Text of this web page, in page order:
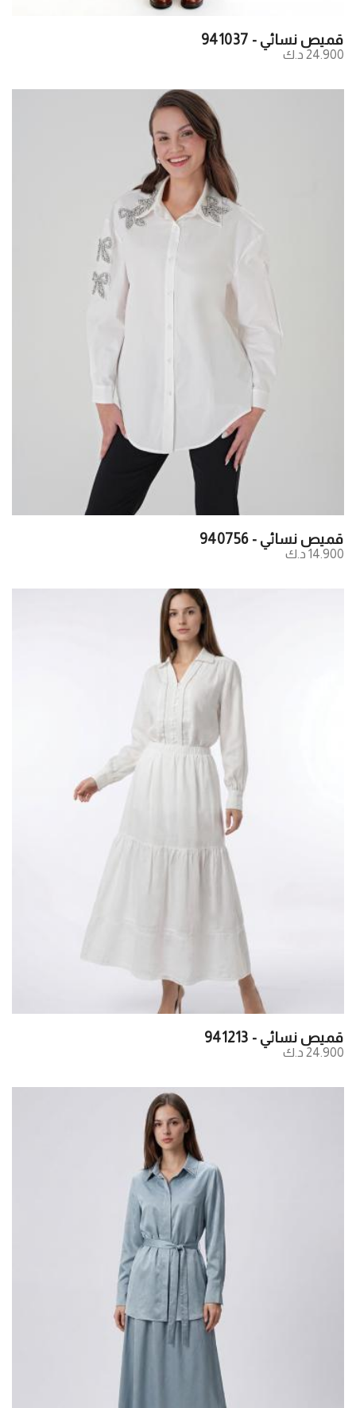
قميص نسائي - 941037
24.900 د.ك
قميص نسائي - 940756
14.900 د.ك
قميص نسائي - 941213
24.900 د.ك